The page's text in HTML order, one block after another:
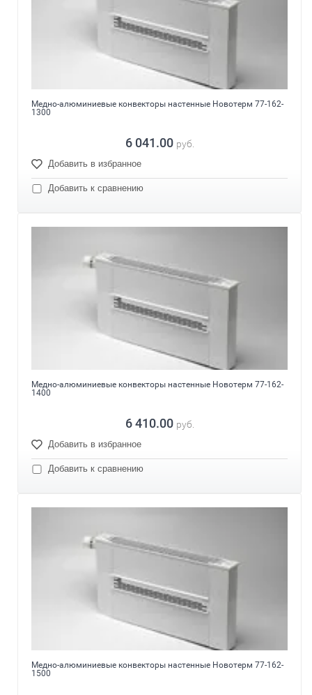
Медно-алюминиевые конвекторы настенные Новотерм 77-162-
1300
6 041.00 руб.
Добавить в избранное
Добавить к сравнению
Медно-алюминиевые конвекторы настенные Новотерм 77-162-
1400
6 410.00 руб.
Добавить в избранное
Добавить к сравнению
Медно-алюминиевые конвекторы настенные Новотерм 77-162-
1500